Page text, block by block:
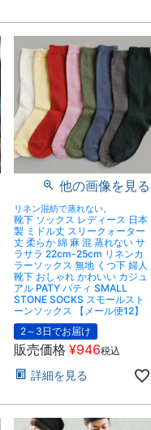
他の画像を見る
リネン混紡で蒸れない。
靴下 ソックス レディース 日本
製 ミドル丈 スリークォーター
丈 柔らか 綿 麻 混 蒸れない サ
ラサラ 22cm-25cm リネンカ
ラーソックス 無地 くつ下 婦人
靴下 おしゃれ かわいい カジュ
アル PATY パティ SMALL
STONE SOCKS スモールスト
ーンソックス 【メール便12】
2～3日でお届け
販売価格 ¥946税込
詳細を見る